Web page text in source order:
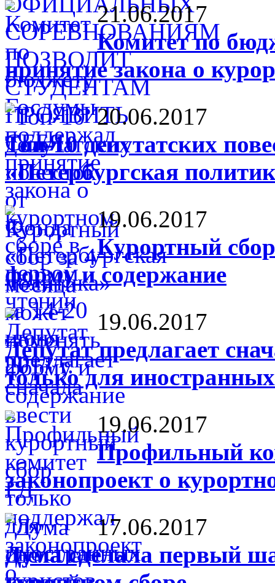
21.06.2017
Комитет по
принятие закона о
20.06.2017
Топ-10 депутатских
«Петербургская
19.06.2017
Курортный
форму и содержание
19.06.2017
Депутат предлагает
только для
19.06.2017
Профильный
законопроект о
17.06.2017
Дума сделала первый